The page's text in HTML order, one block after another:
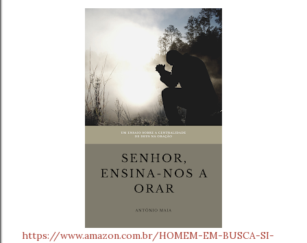
https://www.amazon.com.br/HOMEM-EM-BUSCA-SI-